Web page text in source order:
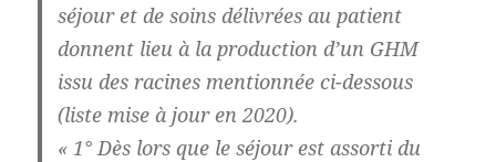
séjour et de soins délivrées au patient
donnent lieu à la production d’un GHM
issu des racines mentionnée ci-dessous
(liste mise à jour en 2020).
« 1° Dès lors que le séjour est assorti du